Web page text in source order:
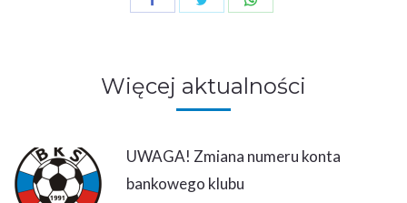
Więcej aktualności
UWAGA! Zmiana numeru konta
bankowego klubu